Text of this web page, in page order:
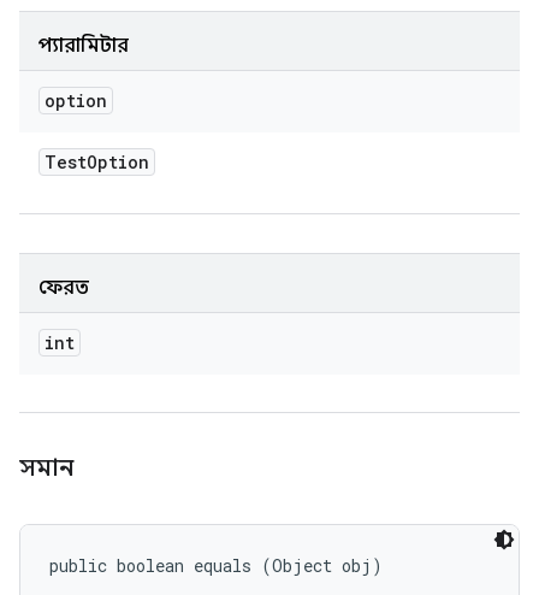
প্যারামিটার
option
TestOption
ফেরত
int
সমান
public boolean equals (Object obj)